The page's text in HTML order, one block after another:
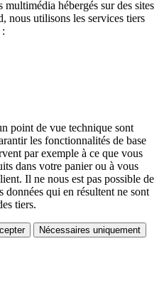
multimédia hébergés sur des sites
nous utilisons les services tiers
point de vue technique sont
les fonctionnalités de base
par exemple à ce que vous
dans votre panier ou à vous
Il ne nous est pas possible de
données qui en résultent ne sont
tiers.
Nécessaires uniquement